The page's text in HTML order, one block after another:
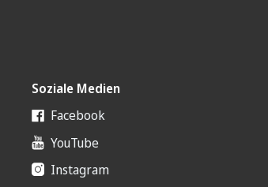
Soziale Medien
Facebook
YouTube
Instagram